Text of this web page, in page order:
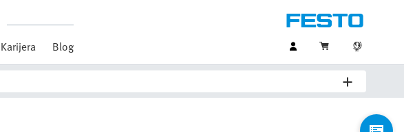
Karijera Blog